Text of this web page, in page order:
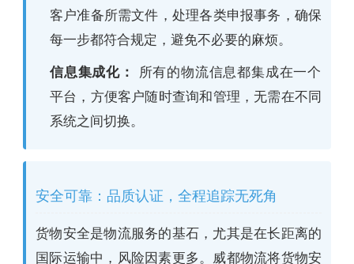
客户准备所需文件，处理各类申报事务，确保
每一步都符合规定，避免不必要的麻烦。
信息集成化： 所有的物流信息都集成在一个
平台，方便客户随时查询和管理，无需在不同
系统之间切换。
安全可靠：品质认证，全程追踪无死角
货物安全是物流服务的基石，尤其是在长距离的
国际运输中，风险因素更多。威都物流将货物安